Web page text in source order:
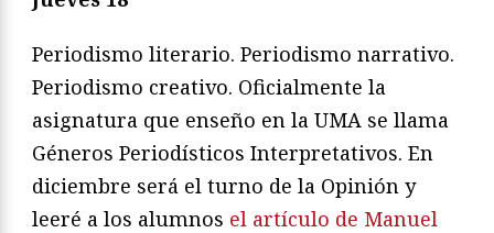
Periodismo literario. Periodismo narrativo.
Periodismo creativo. Oficialmente la
asignatura que enseño en la UMA se llama
Géneros Periodísticos Interpretativos. En
diciembre será el turno de la Opinión y
leeré a los alumnos el artículo de Manuel